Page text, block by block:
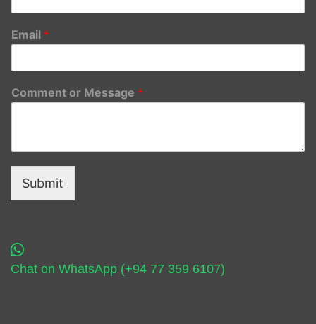
Email *
Comment or Message *
Submit
Chat on WhatsApp (+94 77 359 6107)